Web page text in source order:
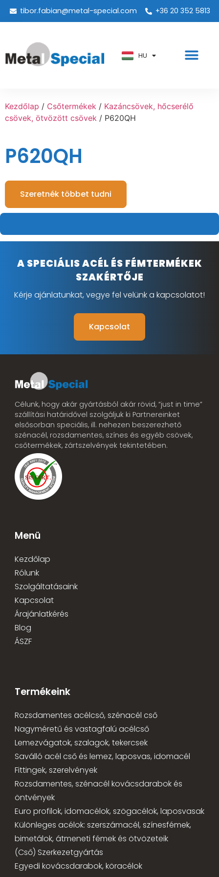
tibor.fabian@metal-special.com +36 20 352 5813
HU
PT
AR
Kezdőlap / Csőtermékek / Kazáncsövek, hőcserélő
csövek, ötvözött csövek / P620QH
P620QH
Szeretnék többet tudni
A SPECIÁLIS ACÉL ÉS FÉMTERMÉKEK
SZAKÉRTŐJE
Kérje ajánlatunkat, vegye fel velünk a kapcsolatot!
Kapcsolat
Célunk, hogy akár gyártásból akár rövid, “just in time”
szállítási határidővel szolgáljuk ki Partnereinket
elsősorban speciális, ill. nehezen beszerezhető
szénacél, rozsdamentes, színes és egyéb csövek,
csőtermékek, zártszelvények tekintetében.
Menü
Kezdőlap
Rólunk
Szolgáltatásaink
Kapcsolat
Árajánlatkérés
Blog
ÁSZF
Termékeink
Rozsdamentes acélcső, szénacél cső
Nagyméretű és vastagfalú acélcső
Lemezvágatok, szalagok, tekercsek
Saválló acél cső és lemez, laposvas, idomacél
Fittingek, szerelvények
Rozsdamentes, szénacél kovácsdarabok és
öntvények
Euro profilok, idomacélok, szögacélok, laposvasak
Különleges acélok: szerszámacél, színesfémek,
bimetálok, átmeneti fémek és ötvözeteik
(Cső) Szerkezetgyártás
Egyedi kovácsdarabok, köracélok